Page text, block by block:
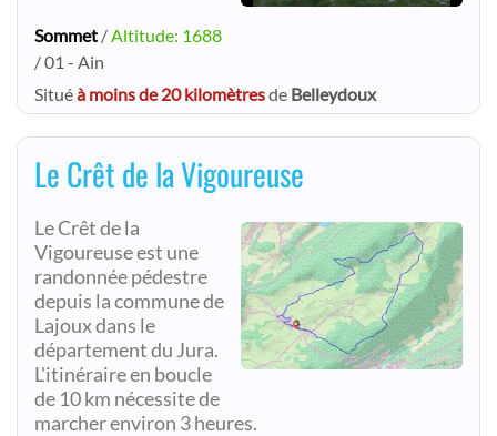
Sommet /Altitude: 1688
/ 01 - Ain
Situéà moins de 20 kilomètresde Belleydoux
Le Crêt de la Vigoureuse
Le Crêt de la
Vigoureuse est une
randonnée pédestre
depuis la commune de
Lajoux dans le
département du Jura.
L'itinéraire en boucle
de 10 km nécessite de
marcher environ 3 heures.